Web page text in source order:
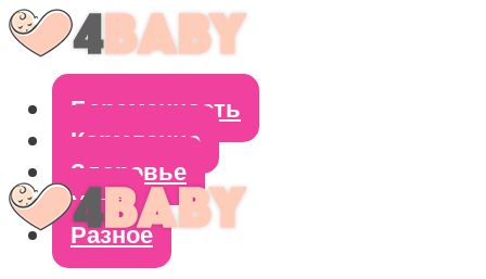
Беременность
Кормление
Здоровье
Уход
Разное